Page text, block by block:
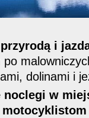
i
po
dolinami i
noclegi w
motocyklistom